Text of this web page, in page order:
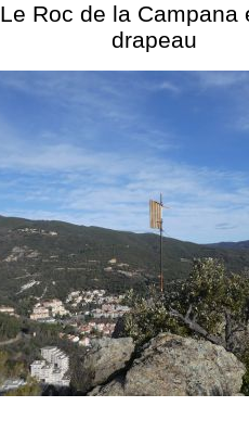
Le Roc de la Campana
drapeau